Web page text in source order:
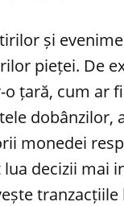
și
pieței. De
țară, cum ar
dobânzilor,
monedei
decizii mai
tranzacțiile